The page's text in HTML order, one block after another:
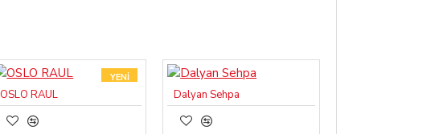
YENI
OSLO RAUL Dalyan Sehpa